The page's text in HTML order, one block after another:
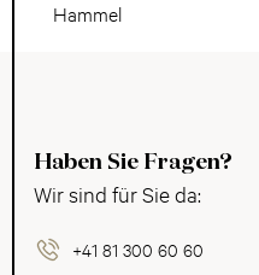
Hammel
Haben Sie Fragen?
Wir sind für Sie da:
+41 81 300 60 60